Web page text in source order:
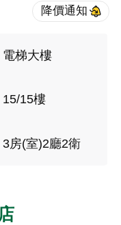
電梯大樓
15/15樓
3房(室)2廳2衛